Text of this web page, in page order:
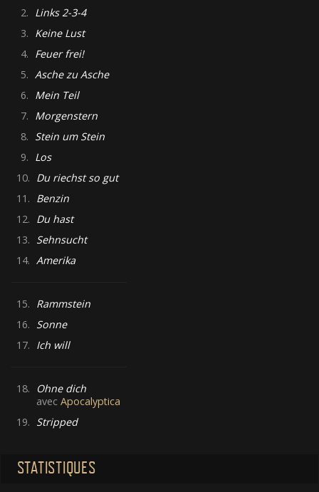
2. Links 2-3-4
3. Keine Lust
4. Feuer frei!
5. Asche zu Asche
6. Mein Teil
7. Morgenstern
8. Stein um Stein
9. Los
10. Du riechst so gut
11. Benzin
12. Du hast
13. Sehnsucht
14. Amerika
15. Rammstein
16. Sonne
17. Ich will
18.
Ohne dich
avec Apocalyptica
19. Stripped
STATISTIQUES